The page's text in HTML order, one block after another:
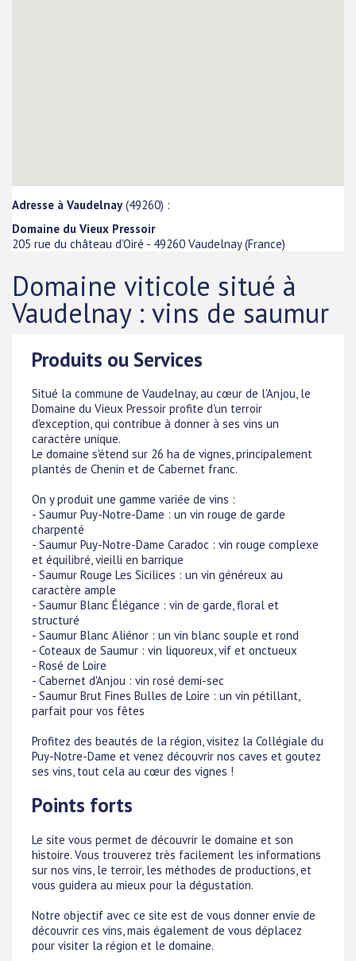
Adresse à Vaudelnay(49260) :
Domaine du Vieux Pressoir
205 rue du château d’Oiré - 49260 Vaudelnay(France)
Domaine viticole situé à
Vaudelnay : vins de saumur
Produits ou Services
Situé la commune de Vaudelnay, au cœur de l'Anjou, le
Domaine du Vieux Pressoir profite d'un terroir
d'exception, qui contribue à donner à ses vins un
caractère unique.
Le domaine s'étend sur 26 ha de vignes, principalement
plantés de Chenin et de Cabernet franc.
On y produit une gamme variée de vins :
- Saumur Puy-Notre-Dame : un vin rouge de garde
charpenté
- Saumur Puy-Notre-Dame Caradoc : vin rouge complexe
et équilibré, vieilli en barrique
- Saumur Rouge Les Sicilices : un vin généreux au
caractère ample
- Saumur Blanc Élégance : vin de garde, floral et
structuré
- Saumur Blanc Aliénor : un vin blanc souple et rond
- Coteaux de Saumur : vin liquoreux, vif et onctueux
- Rosé de Loire
- Cabernet d'Anjou : vin rosé demi-sec
- Saumur Brut Fines Bulles de Loire : un vin pétillant,
parfait pour vos fêtes
Profitez des beautés de la région, visitez la Collégiale du
Puy-Notre-Dame et venez découvrir nos caves et goutez
ses vins, tout cela au cœur des vignes !
Points forts
Le site vous permet de découvrir le domaine et son
histoire. Vous trouverez très facilement les informations
sur nos vins, le terroir, les méthodes de productions, et
vous guidera au mieux pour la dégustation.
Notre objectif avec ce site est de vous donner envie de
découvrir ces vins, mais également de vous déplacez
pour visiter la région et le domaine.